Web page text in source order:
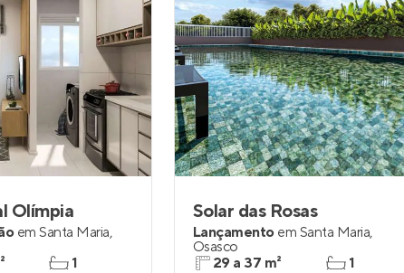
Olímpia
em Santa Maria,
1
Solar das Rosas
Lançamento em Santa Maria,
Osasco
29 a 37 m²
1